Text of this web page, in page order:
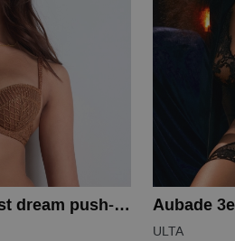
Aubade 4d stardust dream push-up bh
ULTA